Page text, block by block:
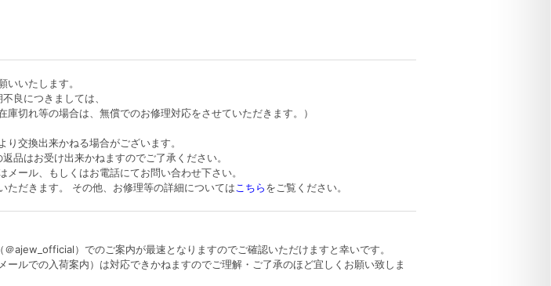
いたします。
良につきましては、
切れ等の場合は、無償でのお修理対応をさせていただきます。）
交換出来かねる場合がございます。
品はお受け出来かねますのでご了承ください。
ール、もしくはお電話にてお問い合わせ下さい。
ただきます。 その他、お修理等の詳細については こちらをご覧ください。
ajew_official）でのご案内が最速となりますのでご確認いただけますと幸いです。
ールでの入荷案内）は対応できかねますのでご理解・ご了承のほど宜しくお願い致しま